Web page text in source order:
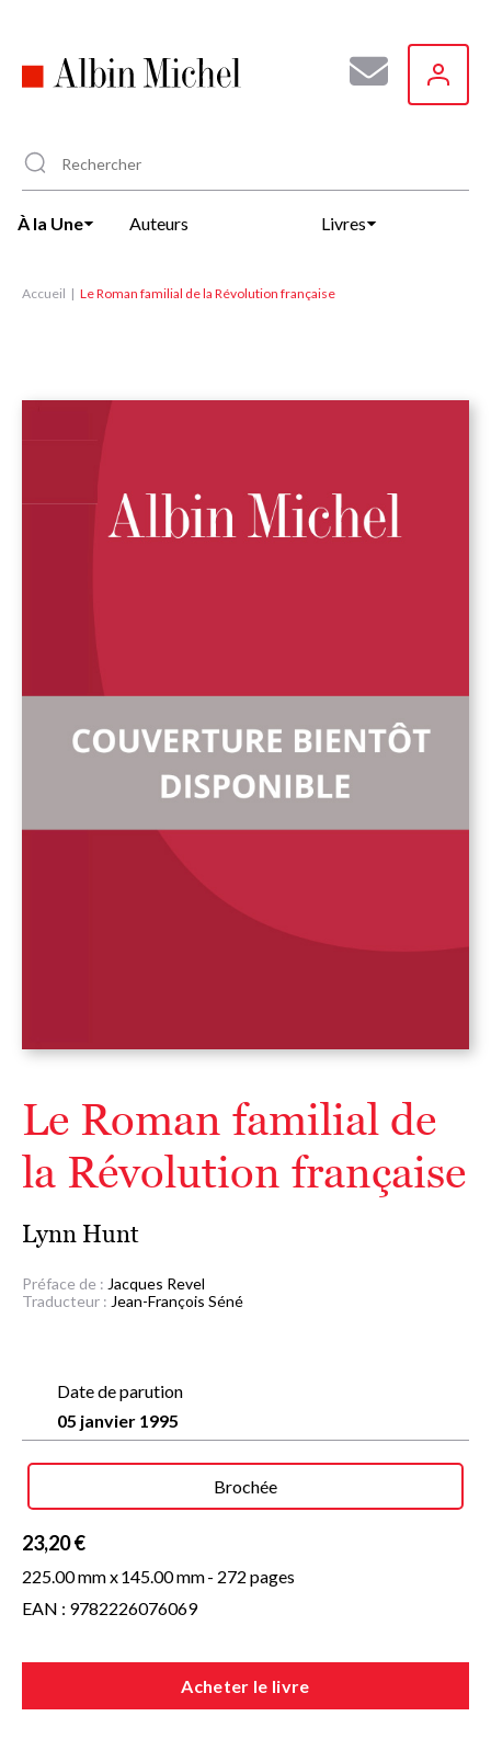
principal
À la Une Auteurs Livres
Accueil Le Roman familial de la Révolution française
Le Roman familial de
la Révolution française
Lynn Hunt
Préface de : Jacques Revel
Traducteur : Jean-François Séné
Date de parution
05 janvier 1995
Brochée
23,20 €
225.00 mm x145.00 mm- 272 pages
EAN : 9782226076069
Acheter le livre